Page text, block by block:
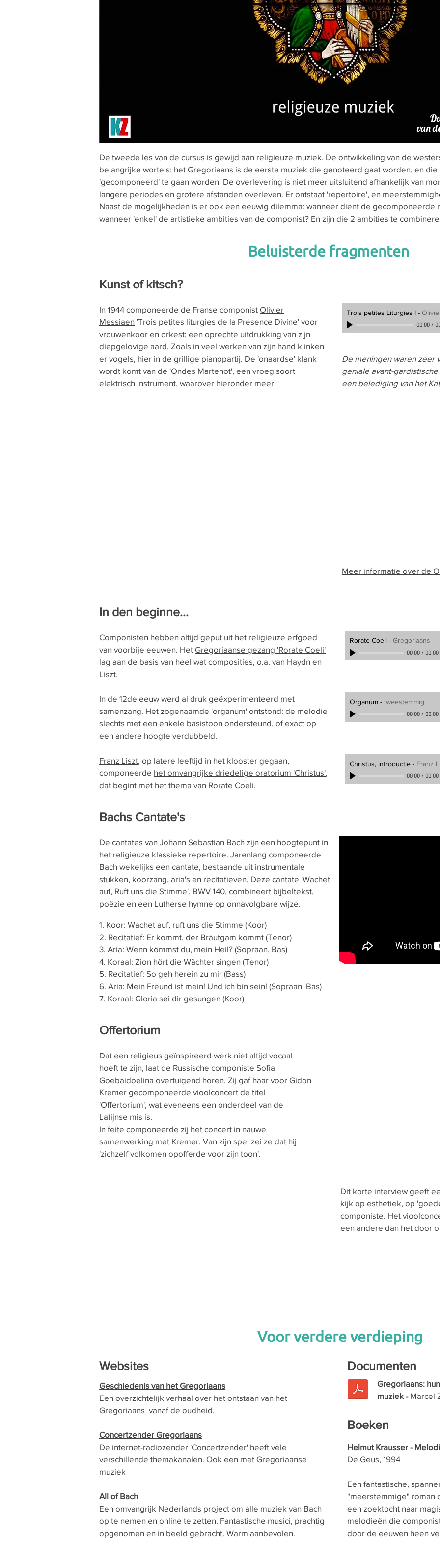
van
De tweede les van de cursus is gewijd aan religieuze muziek. De ontwikkeling van de
belangrijke wortels: het Gregoriaans is de eerste muziek die genoteerd gaat worden, en
'gecomponeerd' te gaan worden. De overlevering is niet meer uitsluitend afhankelijk van
langere periodes en grotere afstanden overleven. Er ontstaat 'repertoire', en
Naast de mogelijkheden is er ook een eeuwig dilemma: wanneer dient de gecomponeerde
wanneer 'enkel' de artistieke ambities van de componist? En zijn die 2 ambities te
Beluisterde fragmenten
Kunst of kitsch?
In 1944 componeerde de Franse componist Olivier
Messiaen 'Trois petites liturgies de la Présence Divine' voor
vrouwenkoor en orkest; een oprechte uitdrukking van zijn
diepgelovige aard. Zoals in veel werken van zijn hand klinken
er vogels, hier in de grillige pianopartij. De 'onaardse' klank
wordt komt van de 'Ondes Martenot', een vroeg soort
elektrisch instrument, waarover hieronder meer.
Trois petites Liturgies I -
00:00/
De meningen waren zeer
geniale avant-
een belediging van het
Meer informatie over de
In den beginne...
Componisten hebben altijd geput uit het religieuze erfgoed
van voorbije eeuwen. Het Gregoriaanse gezang 'Rorate Coeli'
lag aan de basis van heel wat composities, o.a. van Haydn en
Liszt.
Rorate Coeli - Gregoriaans
00:00/ 00:00
In de 12de eeuw werd al druk geëxperimenteerd met
samenzang. Het zogenaamde 'organum' ontstond: de melodie
slechts met een enkele basistoon ondersteund, of exact op
een andere hoogte verdubbeld.
Organum - tweestemmig
00:00/ 00:00
Franz Liszt, op latere leeftijd in het klooster gegaan,
componeerde het omvangrijke driedelige oratorium 'Christus',
dat begint met het thema van Rorate Coeli.
Christus, introductie - Franz
00:00/ 00:00
Bachs Cantate's
De cantates van Johann Sebastian Bach zijn een hoogtepunt in
het religieuze klassieke repertoire. Jarenlang componeerde
Bach wekelijks een cantate, bestaande uit instrumentale
stukken, koorzang, aria's en recitatieven. Deze cantate 'Wachet
auf, Ruft uns die Stimme', BWV 140, combineert bijbeltekst,
poëzie en een Lutherse hymne op onnavolgbare wijze.
1. Koor: Wachet auf, ruft uns die Stimme (Koor)
2. Recitatief: Er kommt, der Bräutgam kommt (Tenor)
3. Aria: Wenn kömmst du, mein Heil? (Sopraan, Bas)
4. Koraal: Zion hört die Wächter singen (Tenor)
5. Recitatief: So geh herein zu mir (Bass)
6. Aria: Mein Freund ist mein! Und ich bin sein! (Sopraan, Bas)
7. Koraal: Gloria sei dir gesungen (Koor)
Offertorium
Dat een religieus geïnspireerd werk niet altijd vocaal
hoeft te zijn, laat de Russische componiste Sofia
Goebaidoelina overtuigend horen. Zij gaf haar voor Gidon
Kremer gecomponeerde vioolconcert de titel
'Offertorium', wat eveneens een onderdeel van de
Latijnse mis is.
In feite componeerde zij het concert in nauwe
samenwerking met Kremer. Van zijn spel zei ze dat hij
'zichzelf volkomen opofferde voor zijn toon'.
Dit korte interview geeft
kijk op esthetiek, op
componiste. Het
een andere dan het door
Voor verdere verdieping
Websites
Geschiedenis van het Gregoriaans
Een overzichtelijk verhaal over het ontstaan van het
Gregoriaans vanaf de oudheid.
Concertzender Gregoriaans
De internet-radiozender 'Concertzender' heeft vele
verschillende themakanalen. Ook een met Gregoriaanse
muziek
All of Bach
Een omvangrijk Nederlands project om alle muziek van Bach
op te nemen en online te zetten. Fantastische musici, prachtig
opgenomen en in beeld gebracht. Warm aanbevolen.
Documenten
Gregoriaans:
muziek - Marcel
Boeken
Helmut Krausser -
De Geus, 1994​
Een fantastische,
"meerstemmige" roman
een zoektocht naar
melodieën die
door de eeuwen heen